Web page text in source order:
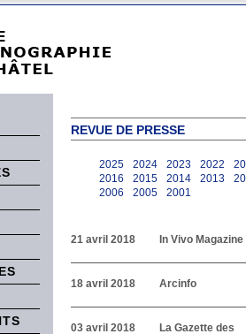
REVUE DE PRESSE
2025 2024 2023 2022
2016
2015 2014 2013
2006
2005 2001
21 avril 2018 In Vivo Magazine
18 avril 2018 Arcinfo
03 avril 2018
La Gazette des